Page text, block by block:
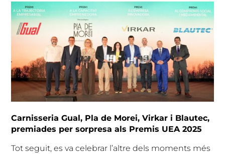
Carnisseria Gual, Pla de Morei, Virkar i Blautec,
premiades per sorpresa als Premis UEA 2025
Tot seguit, es va celebrar l’altre dels moments més